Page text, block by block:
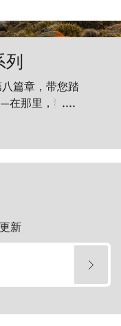
列
八篇章，带您踏
在那里，狂风
内塔（Torres
傲然向苍穹发
....
新